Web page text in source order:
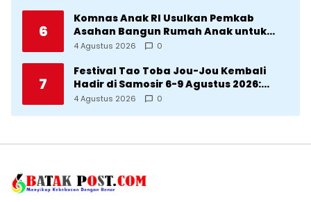
6
Komnas Anak RI Usulkan Pemkab
Asahan Bangun Rumah Anak untuk
Korban Kekerasan
4 Agustus 2026 0
7
Festival Tao Toba Jou-Jou Kembali
Hadir di Samosir 6-9 Agustus 2026:
Datang Saksikan Kemeriahan dan Raih
4 Agustus 2026 0